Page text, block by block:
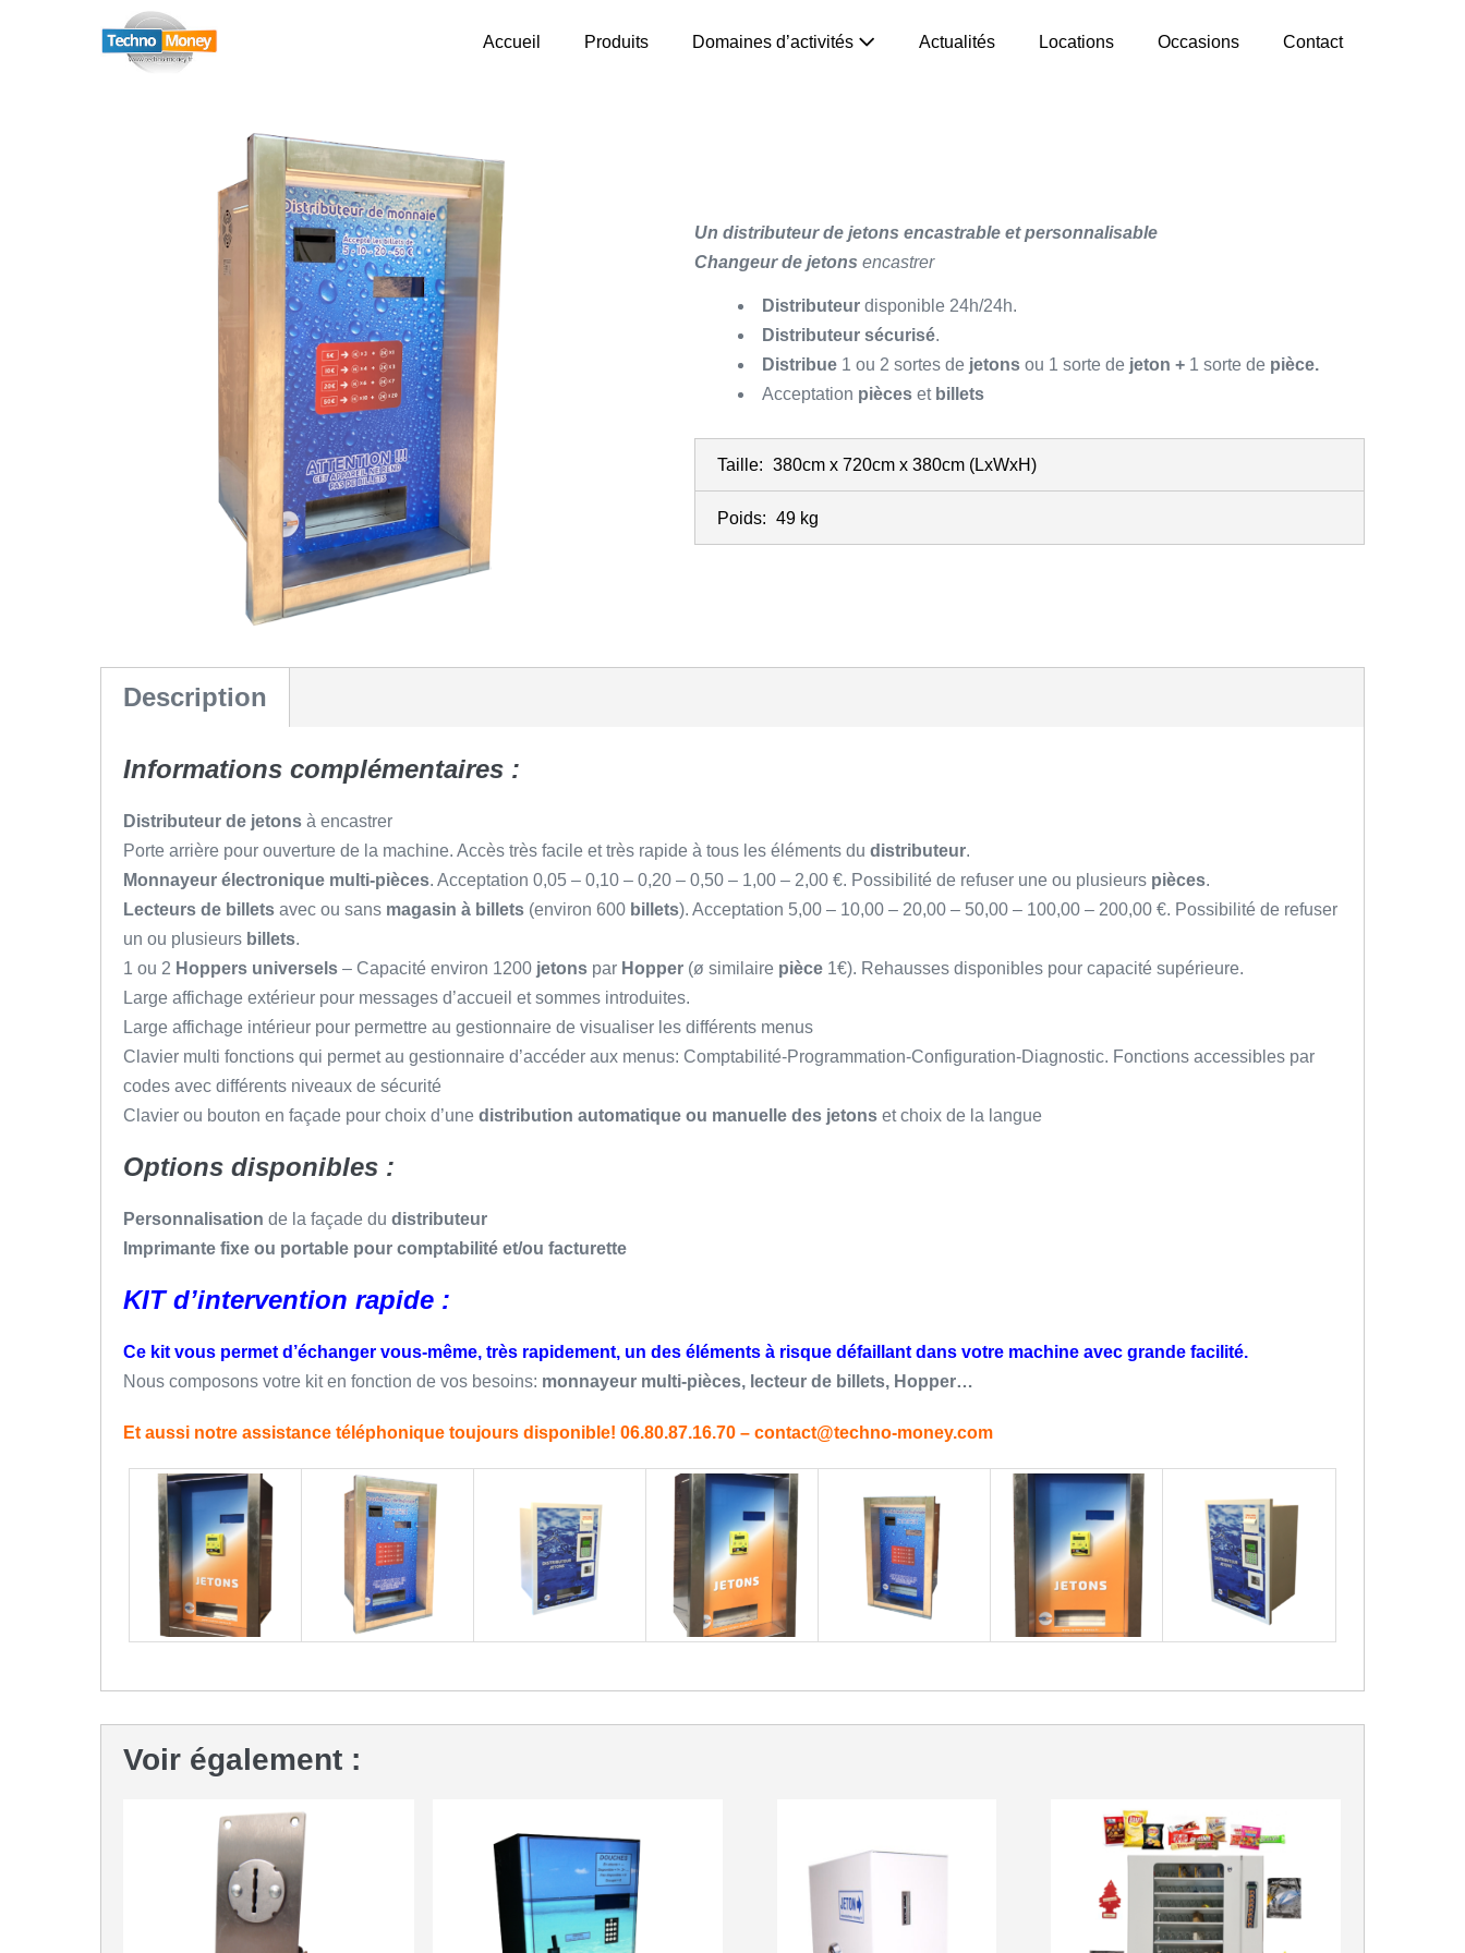
Accueil Produits Domaines d’activités Actualités Locations Occasions Contact
Un distributeur de jetons encastrable et personnalisable
Changeur de jetons encastrer
Distributeur disponible 24h/24h.
Distributeur sécurisé.
Distribue 1 ou 2 sortes de jetonsou 1 sorte de jeton + 1 sorte de pièce.
Acceptation pièces et billets
Taille: 380cm x 720cm x 380cm (LxWxH)
Poids: 49 kg
Description
Informations complémentaires :
Distributeur de jetons à encastrer
Porte arrière pour ouverture de la machine. Accès très facile et très rapide à tous les éléments du distributeur.
Monnayeur électronique multi-pièces. Acceptation 0,05 – 0,10 – 0,20 – 0,50 – 1,00 – 2,00 €. Possibilité de refuser une ou plusieurs pièces.
Lecteurs de billets avec ou sans magasin à billets (environ 600 billets). Acceptation 5,00 – 10,00 – 20,00 – 50,00 – 100,00 – 200,00 €. Possibilité de refuser
un ou plusieurs billets.
1 ou 2 Hoppers universels – Capacité environ 1200 jetons par Hopper (ø similaire pièce 1€). Rehausses disponibles pour capacité supérieure.
Large affichage extérieur pour messages d’accueil et sommes introduites.
Large affichage intérieur pour permettre au gestionnaire de visualiser les différents menus
Clavier multi fonctions qui permet au gestionnaire d’accéder aux menus: Comptabilité-Programmation-Configuration-Diagnostic. Fonctions accessibles par
codes avec différents niveaux de sécurité
Clavier ou bouton en façade pour choix d’une distribution automatique ou manuelle des jetons et choix de la langue
Options disponibles :
Personnalisation de la façade du distributeur
Imprimante fixe ou portable pour comptabilité et/ou facturette
KIT d’intervention rapide :
Ce kit vous permet d’échanger vous-même, très rapidement, un des éléments à risque défaillant dans votre machine avec grande facilité.
Nous composons votre kit en fonction de vos besoins: monnayeur multi-pièces, lecteur de billets, Hopper…
Et aussi notre assistance téléphonique toujours disponible! 06.80.87.16.70 – contact@techno-money.com
Voir également :